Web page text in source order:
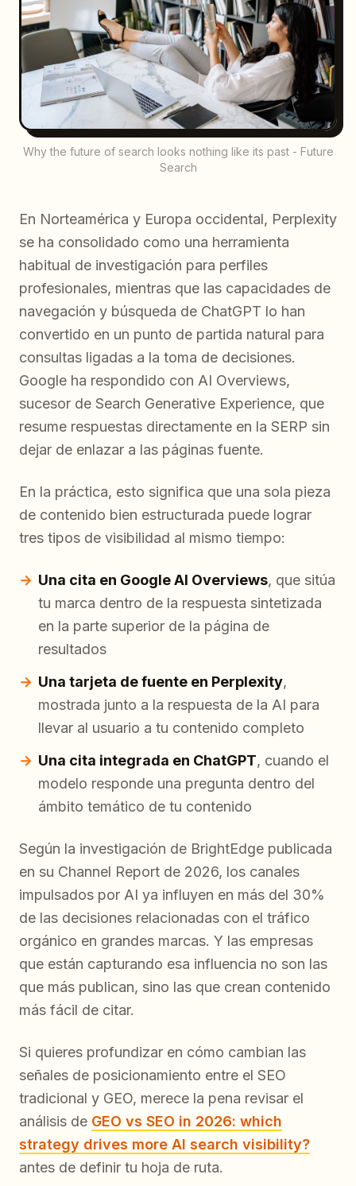
Why the future of search looks nothing like its past - Future
Search
En Norteamérica y Europa occidental, Perplexity
se ha consolidado como una herramienta
habitual de investigación para perfiles
profesionales, mientras que las capacidades de
navegación y búsqueda de ChatGPT lo han
convertido en un punto de partida natural para
consultas ligadas a la toma de decisiones.
Google ha respondido con AI Overviews,
sucesor de Search Generative Experience, que
resume respuestas directamente en la SERP sin
dejar de enlazar a las páginas fuente.
En la práctica, esto significa que una sola pieza
de contenido bien estructurada puede lograr
tres tipos de visibilidad al mismo tiempo:
Una cita en Google AI Overviews, que sitúa
tu marca dentro de la respuesta sintetizada
en la parte superior de la página de
resultados
Una tarjeta de fuente en Perplexity,
mostrada junto a la respuesta de la AI para
llevar al usuario a tu contenido completo
Una cita integrada en ChatGPT, cuando el
modelo responde una pregunta dentro del
ámbito temático de tu contenido
Según la investigación de BrightEdge publicada
en su Channel Report de 2026, los canales
impulsados por AI ya influyen en más del 30%
de las decisiones relacionadas con el tráfico
orgánico en grandes marcas. Y las empresas
que están capturando esa influencia no son las
que más publican, sino las que crean contenido
más fácil de citar.
Si quieres profundizar en cómo cambian las
señales de posicionamiento entre el SEO
tradicional y GEO, merece la pena revisar el
análisis de GEO vs SEO in 2026: which
strategy drives more AI search visibility?
antes de definir tu hoja de ruta.